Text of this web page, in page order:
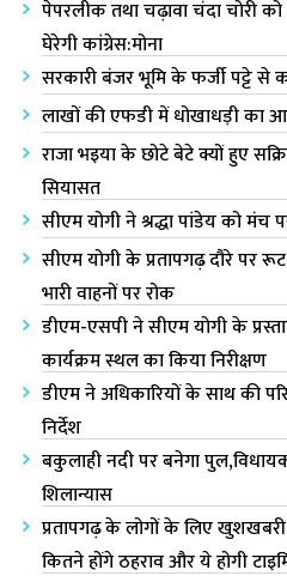
पेपरलीक तथा चढ़ावा चंदा चोरी
घेरेगी कांग्रेस:मोना
सरकारी बंजर भूमि के फर्जी पट्टे
लाखों की एफडी में धोखाधड़ी का
राजा भ‌इया के छोटे बेटे क्यों हुए
सियासत
सीएम योगी ने श्रद्धा पांडेय को
सीएम योगी के प्रतापगढ़ दौरे पर
भारी वाहनों पर रोक
डीएम-एसपी ने सीएम योगी के
कार्यक्रम स्थल का किया निरीक्षण
डीएम ने अधिकारियों के साथ की
निर्देश
बकुलाही नदी पर बनेगा
शिलान्यास
प्रतापगढ़ के लोगों के लिए
कितने होंगे ठहराव और ये होगी